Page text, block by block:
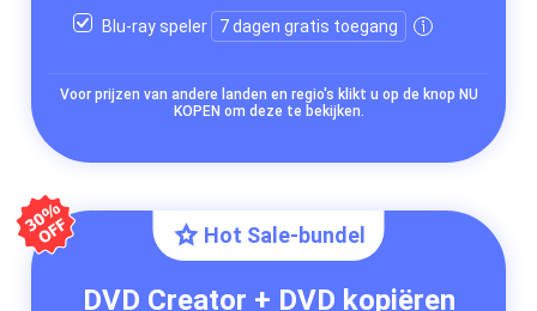
Blu-ray speler 7 dagen gratis toegang
Voor prijzen van andere landen en regio's klikt u op de knop NU
KOPEN om deze te bekijken.
Hot Sale-bundel
DVD Creator + DVD kopiëren